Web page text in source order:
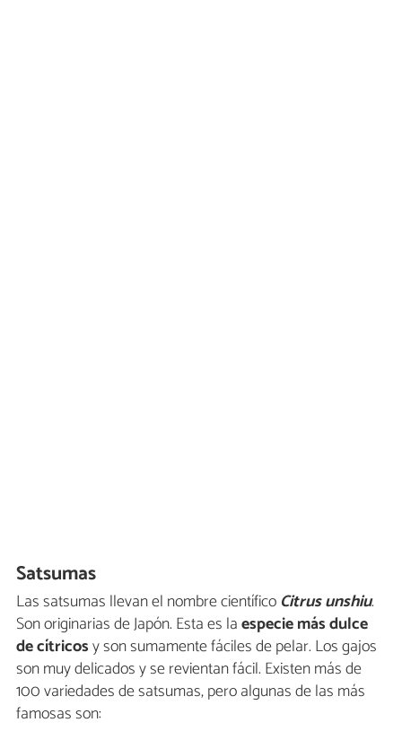
Satsumas
Las satsumas llevan el nombre científico Citrus unshiu.
Son originarias de Japón. Esta es laespecie más dulce
de cítricosy son sumamente fáciles de pelar. Los gajos
son muy delicados y se revientan fácil. Existen más de
100 variedades de satsumas, pero algunas de las más
famosas son: